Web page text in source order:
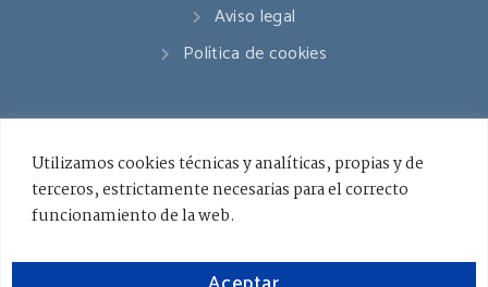
Utilizamos cookies técnicas y analíticas, propias y de
terceros, estrictamente necesarias para el correcto
funcionamiento de la web.
Aviso legal
Política de cookies
941 545 178